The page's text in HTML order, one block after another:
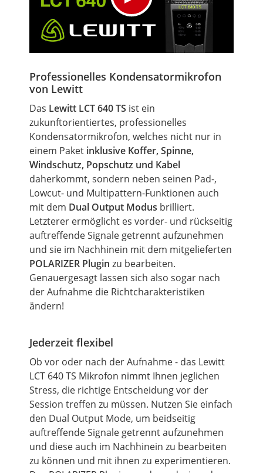
Professionelles Kondensatormikrofon
von Lewitt
Das Lewitt LCT 640 TS ist ein
zukunftorientiertes, professionelles
Kondensatormikrofon, welches nicht nur in
einem Paket inklusive Koffer, Spinne,
Windschutz, Popschutz und Kabel
daherkommt, sondern neben seinen Pad-,
Lowcut- und Multipattern-Funktionen auch
mit dem Dual Output Modus brilliert.
Letzterer ermöglicht es vorder- und rückseitig
auftreffende Signale getrennt aufzunehmen
und sie im Nachhinein mit dem mitgelieferten
POLARIZER Plugin zu bearbeiten.
Genauergesagt lassen sich also sogar nach
der Aufnahme die Richtcharakteristiken
ändern!
Jederzeit flexibel
Ob vor oder nach der Aufnahme - das Lewitt
LCT 640 TS Mikrofon nimmt Ihnen jeglichen
Stress, die richtige Entscheidung vor der
Session treffen zu müssen. Nutzen Sie einfach
den Dual Output Mode, um beidseitig
auftreffende Signale getrennt aufzunehmen
und diese auch im Nachhinein zu bearbeiten
zu können und mit ihnen zu experimentieren.